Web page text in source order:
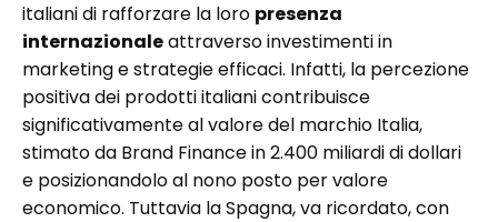
italiani di rafforzare la loro presenza
internazionaleattraverso investimenti in
marketing e strategie efficaci. Infatti, la percezione
positiva dei prodotti italiani contribuisce
significativamente al valore del marchio Italia,
stimato da Brand Finance in 2.400 miliardi di dollari
e posizionandolo al nono posto per valore
economico. Tuttavia la Spagna, va ricordato, con